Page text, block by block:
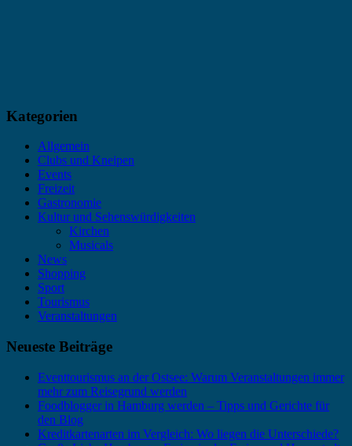
Kategorien
Allgemein
Clubs und Kneipen
Events
Freizeit
Gastronomie
Kultur und Sehenswürdigkeiten
Kirchen
Musicals
News
Shopping
Sport
Tourismus
Veranstaltungen
Neueste Beiträge
Eventtourismus an der Ostsee: Warum Veranstaltungen immer
mehr zum Reisegrund werden
Foodblogger in Hamburg werden – Tipps und Gerichte für
den Blog
Kreditkartenarten im Vergleich: Wo liegen die Unterschiede?